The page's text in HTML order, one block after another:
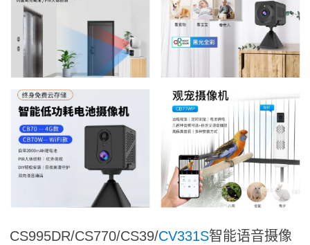
CS995DR/CS770/CS39/CV331S智能语音摄像